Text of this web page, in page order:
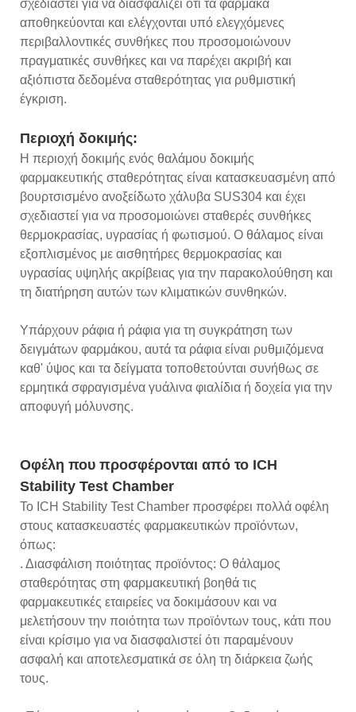
σχεδιαστεί για να διασφαλίζει ότι τα φάρμακα
αποθηκεύονται και ελέγχονται υπό ελεγχόμενες
περιβαλλοντικές συνθήκες που προσομοιώνουν
πραγματικές συνθήκες και να παρέχει ακριβή και
αξιόπιστα δεδομένα σταθερότητας για ρυθμιστική
έγκριση.
Περιοχή δοκιμής:
Η περιοχή δοκιμής ενός θαλάμου δοκιμής
φαρμακευτικής σταθερότητας είναι κατασκευασμένη από
βουρτσισμένο ανοξείδωτο χάλυβα SUS304 και έχει
σχεδιαστεί για να προσομοιώνει σταθερές συνθήκες
θερμοκρασίας, υγρασίας ή φωτισμού. Ο θάλαμος είναι
εξοπλισμένος με αισθητήρες θερμοκρασίας και
υγρασίας υψηλής ακρίβειας για την παρακολούθηση και
τη διατήρηση αυτών των κλιματικών συνθηκών.
Υπάρχουν ράφια ή ράφια για τη συγκράτηση των
δειγμάτων φαρμάκου, αυτά τα ράφια είναι ρυθμιζόμενα
καθ' ύψος και τα δείγματα τοποθετούνται συνήθως σε
ερμητικά σφραγισμένα γυάλινα φιαλίδια ή δοχεία για την
αποφυγή μόλυνσης.
Οφέλη που προσφέρονται από το ICH
Stability Test Chamber
Το ICH Stability Test Chamber προσφέρει πολλά οφέλη
στους κατασκευαστές φαρμακευτικών προϊόντων,
όπως:
. Διασφάλιση ποιότητας προϊόντος: Ο θάλαμος
σταθερότητας στη φαρμακευτική βοηθά τις
φαρμακευτικές εταιρείες να δοκιμάσουν και να
μελετήσουν την ποιότητα των προϊόντων τους, κάτι που
είναι κρίσιμο για να διασφαλιστεί ότι παραμένουν
ασφαλή και αποτελεσματικά σε όλη τη διάρκεια ζωής
τους.